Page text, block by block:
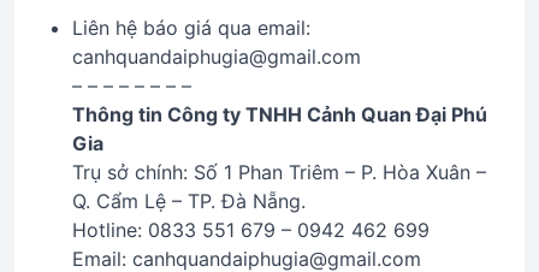
Liên hệ báo giá qua email:
canhquandaiphugia@gmail.com
– – – – – – – –
Thông tin Công ty TNHH Cảnh Quan Đại Phú
Gia
Trụ sở chính: Số 1 Phan Triêm – P. Hòa Xuân –
Q. Cẩm Lệ – TP. Đà Nẵng.
Hotline: 0833 551 679 – 0942 462 699
Email: canhquandaiphugia@gmail.com